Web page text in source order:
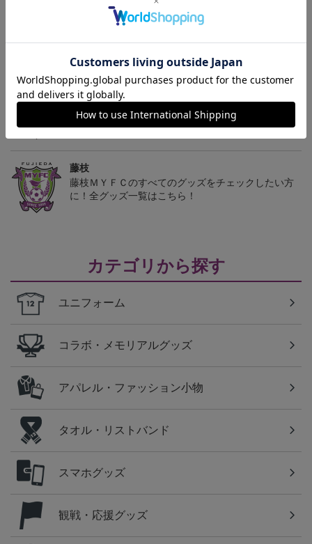
2026/27 レプリカユニフ
ォーム GK 2nd
13,200円～18,700円
トピックス
藤枝
オリジナルネームも選べる！オーセンティックユニ
フォームも販売中
藤枝
藤枝ＭＹＦＣのすべてのグッズをチェックしたい方
に！全グッズ一覧はこちら！
カテゴリから探す
ユニフォーム
コラボ・メモリアルグッズ
アパレル・ファッション小物
タオル・リストバンド
スマホグッズ
観戦・応援グッズ